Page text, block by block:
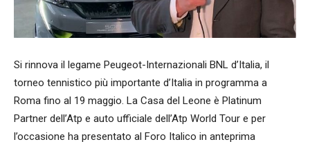
Si rinnova il legame Peugeot-Internazionali BNL d’Italia, il
torneo tennistico più importante d’Italia in programma a
Roma fino al 19 maggio. La Casa del Leone è Platinum
Partner dell’Atp e auto ufficiale dell’Atp World Tour e per
l’occasione ha presentato al Foro Italico in anteprima